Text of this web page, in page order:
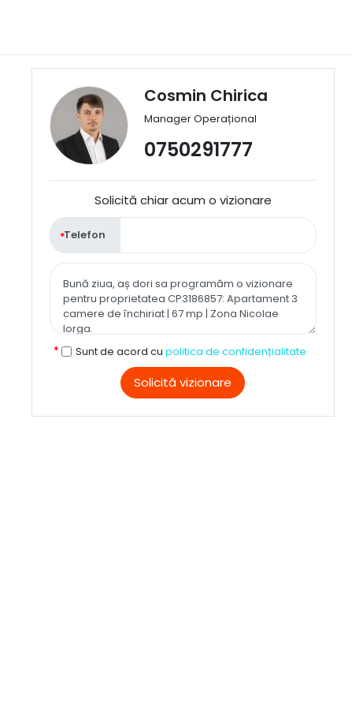
Cosmin Chirica
Manager Operațional
0750291777
Solicită chiar acum o vizionare
Telefon
Sunt de acord cu politica de confidențialitate
Solicită vizionare